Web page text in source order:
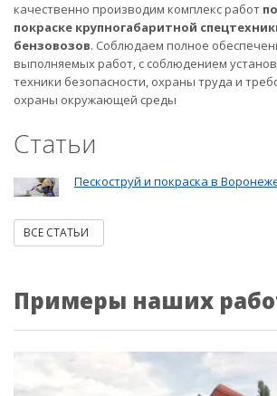
качественно производим комплекс работ
покраске крупногабаритной
бензовозов. Соблюдаем полное
выполняемых работ, с соблюдением
техники безопасности, охраны труда и
охраны окружающей среды
Статьи
Пескоструй и покраска в
ВСЕ СТАТЬИ
Примеры наших